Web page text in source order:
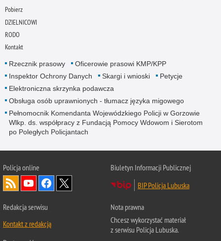
Pobierz
DZIELNICOWI
RODO
Kontakt
Rzecznik prasowy
Oficerowie prasowi KMP/KPP
Inspektor Ochrony Danych
Skargi i wnioski
Petycje
Elektroniczna skrzynka podawcza
Obsługa osób uprawnionych - tłumacz języka migowego
Pełnomocnik Komendanta Wojewódzkiego Policji w Gorzowie
Wlkp. ds. współpracy z Fundacją Pomocy Wdowom i Sierotom
po Poległych Policjantach
Policja online
Biuletyn Informacji Publicznej
BIP Policja Lubuska
Redakcja serwisu
Kontakt z redakcją
Nota prawna
Chcesz wykorzystać materiał
z serwisu Policja Lubuska.